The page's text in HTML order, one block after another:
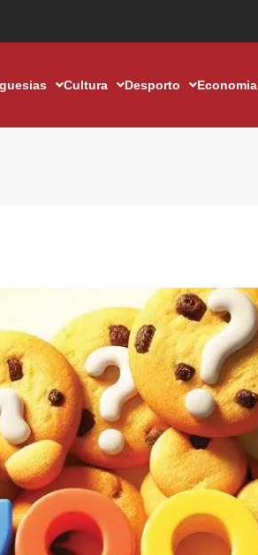
Cultura Desporto Economia